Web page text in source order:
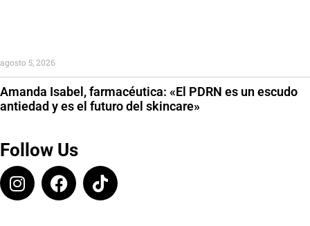
Amanda Isabel, farmacéutica: «El PDRN es un escudo
antiedad y es el futuro del skincare»
agosto 5, 2026
Follow Us